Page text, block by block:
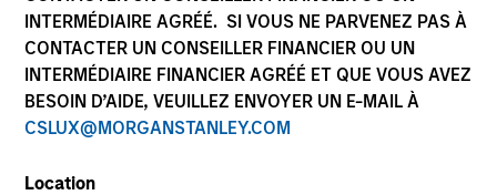
INTERMÉDIAIRE AGRÉÉ. SI VOUS NE PARVENEZ PAS À
CONTACTER UN CONSEILLER FINANCIER OU UN
INTERMÉDIAIRE FINANCIER AGRÉÉ ET QUE VOUS AVEZ
BESOIN D’AIDE, VEUILLEZ ENVOYER UN E-MAIL À
CSLUX@MORGANSTANLEY.COM
Location
Quick Facts
Benchmark
Russell 2500™ Index